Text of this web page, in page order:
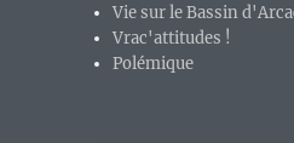
Vie sur le Bassin
Vrac'attitudes !
Polémique